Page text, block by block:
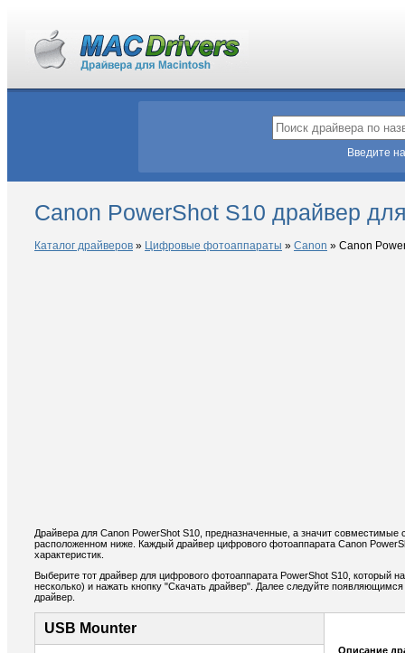
Введите
Canon PowerShot S10 драйвер
Каталог драйверов » Цифровые фотоаппараты » Canon » Canon
Драйвера для Canon PowerShot S10, предназначенные, а значит
расположенном ниже. Каждый драйвер цифрового фотоаппарата Canon
характеристик.
Выберите тот драйвер для цифрового фотоаппарата PowerShot S10, который
несколько) и нажать кнопку "Скачать драйвер". Далее следуйте
драйвер.
USB Mounter
Описание